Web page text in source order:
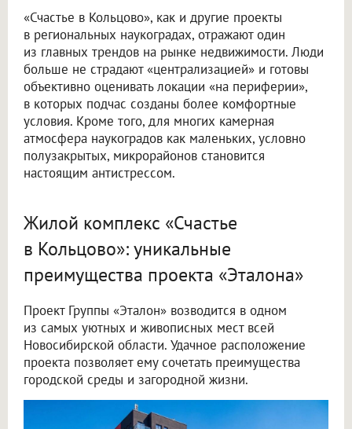
«Счастье в Кольцово», как и другие проекты
в региональных наукоградах, отражают один
из главных трендов на рынке недвижимости. Люди
больше не страдают «централизацией» и готовы
объективно оценивать локации «на периферии»,
в которых подчас созданы более комфортные
условия. Кроме того, для многих камерная
атмосфера наукоградов как маленьких, условно
полузакрытых, микрорайонов становится
настоящим антистрессом.
Жилой комплекс «Счастье
в Кольцово»: уникальные
преимущества проекта «Эталона»
Проект Группы «Эталон» возводится в одном
из самых уютных и живописных мест всей
Новосибирской области. Удачное расположение
проекта позволяет ему сочетать преимущества
городской среды и загородной жизни.